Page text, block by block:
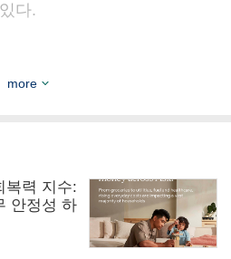
다.
적인 힘을 활용하는 글로벌
츠를 활용하여 기회와 형평
로그램과 지역 사회를 지원
보적인 세상을 만든다.
more
복력 지수:
안정성 하